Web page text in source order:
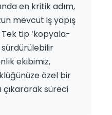
en kritik adım,
mevcut iş yapış
tip ‘kopyala-
sürdürülebilir
ekibimiz,
özel bir
çıkararak süreci